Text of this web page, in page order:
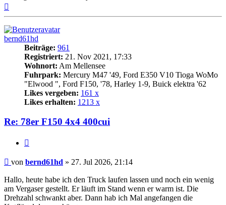
bernd61hd
Beiträge: 961
Registriert: 21. Nov 2021, 17:33
Wohnort: Am Mellensee
Fuhrpark: Mercury M47 '49, Ford E350 V10 Tioga WoMo
"Elwood ", Ford F150, '78, Harley 1-9, Buick elektra '62
Likes vergeben: 161 x
Likes erhalten: 1213 x
Re: 78er F150 4x4 400cui
Beitrag
von bernd61hd » 27. Jul 2026, 21:14
Hallo, heute habe ich den Truck laufen lassen und noch ein wenig
am Vergaser gestellt. Er läuft im Stand wenn er warm ist. Die
Drehzahl schwankt aber. Dann hab ich Mal angefangen die